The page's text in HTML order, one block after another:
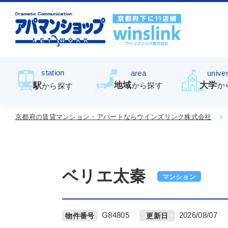
station
駅から探す
area
地域から探す 大学か
京都府の賃貸マンション・アパートならウインズリンク株式会社
マンション
ベリエ太秦
物件番号 G84805 更新日 2026/08/07